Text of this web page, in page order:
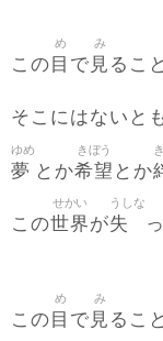
この 目
め
で 見
み
るこ
そこにはないと
夢
ゆめ
とか希望
きぼう
とか
この世界
せかい
が失
うしな
この 目
め
で 見
み
るこ